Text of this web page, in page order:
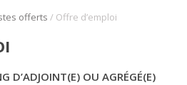
offerts / Offre d’emploi
D’ADJOINT(E) OU AGRÉGÉ(E)